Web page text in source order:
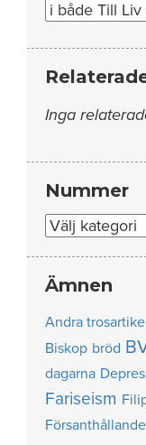
Inga
Nummer
Nummer
Ämnen
Andra
Biskop bröd
dagarna
Fariseism
Försanthållande